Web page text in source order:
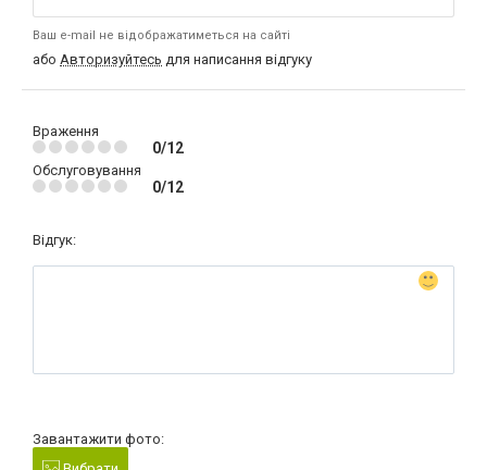
Ваш e-mail не відображатиметься на сайті
або Авторизуйтесь для написання відгуку
Враження
0/12
Обслуговування
0/12
Відгук:
Завантажити фото: